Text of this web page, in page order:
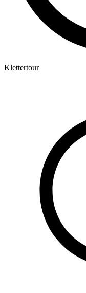
Klettertour